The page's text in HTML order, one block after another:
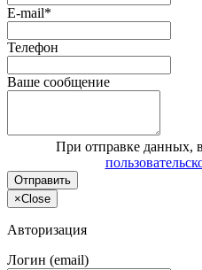
E-mail*
Телефон
Ваше сообщение
При отправке данных,
Отправить
×Close
Авторизация
Логин (email)